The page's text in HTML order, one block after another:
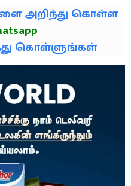
அறிந்து கொள்ள
கொள்ளுங்கள்